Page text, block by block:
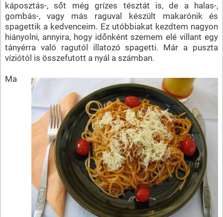
káposztás-, sőt még grízes tésztát is, de a halas-,
gombás-, vagy más raguval készült makarónik és
spagettik a kedvenceim. Ez utóbbiakat kezdtem nagyon
hiányolni, annyira, hogy időnként szemem elé villant egy
tányérra való ragutól illatozó spagetti. Már a puszta
víziótól is összefutott a nyál a számban.
Ma